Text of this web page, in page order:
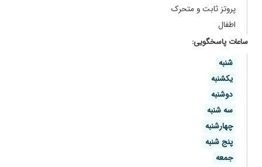
پروتز ثابت و متحرک
اطفال
ساعات پاسخگویی:
شنبه
یکشنبه
دوشنبه
سه شنبه
چهارشنبه
پنج شنبه
جمعه